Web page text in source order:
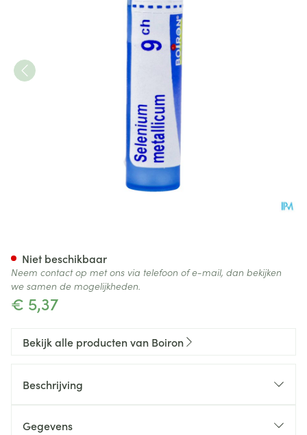
€ 5,37
Niet beschikbaar
Neem contact op met ons via telefoon of e-mail, dan bekijken
we samen de mogelijkheden.
Bekijk alle producten van Boiron
Beschrijving
Gegevens